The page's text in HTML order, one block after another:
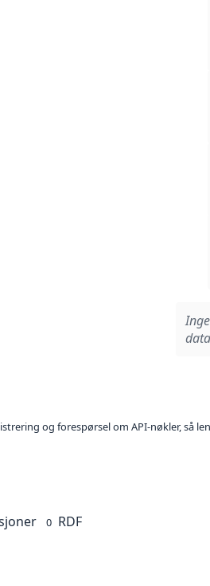
og forespørsel om API-nøkler, så
0 RDF